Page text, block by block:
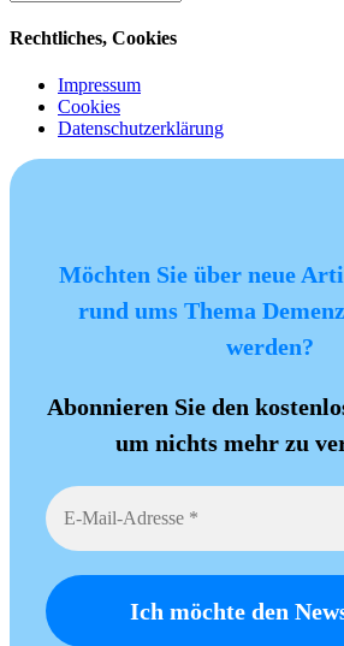
Rechtliches, Cookies
Impressum
Cookies
Datenschutzerklärung
Möchten Sie über neue
rund ums Thema
werden?
Abonnieren Sie den
um nichts mehr zu